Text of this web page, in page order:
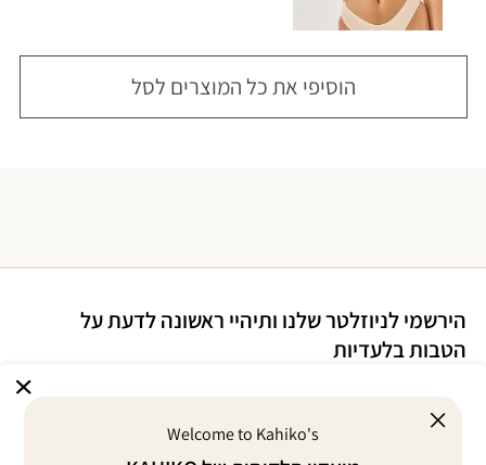
הוסיפי את כל המוצרים לסל
הירשמי לניוזלטר שלנו ותיהיי ראשונה לדעת על
הטבות בלעדיות
אני מסכימ/ה לדיוור במייל על הטבות ומבצעים
Welcome to Kahiko's